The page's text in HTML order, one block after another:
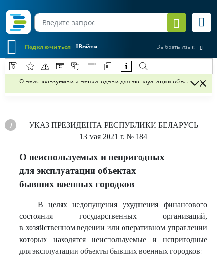
Войти
Подключиться Выбрать язык
О неиспользуемых и непригодных для эксплуатации объектах
УКАЗ ПРЕЗИДЕНТА РЕСПУБЛИКИ БЕЛАРУСЬ
13 мая 2021 г. № 184
О неиспользуемых и непригодных
для эксплуатации объектах
бывших военных городков
В целях недопущения ухудшения финансового
состояния государственных организаций,
в хозяйственном ведении или оперативном управлении
которых находятся неиспользуемые и непригодные
для эксплуатации объекты бывших военных городков: